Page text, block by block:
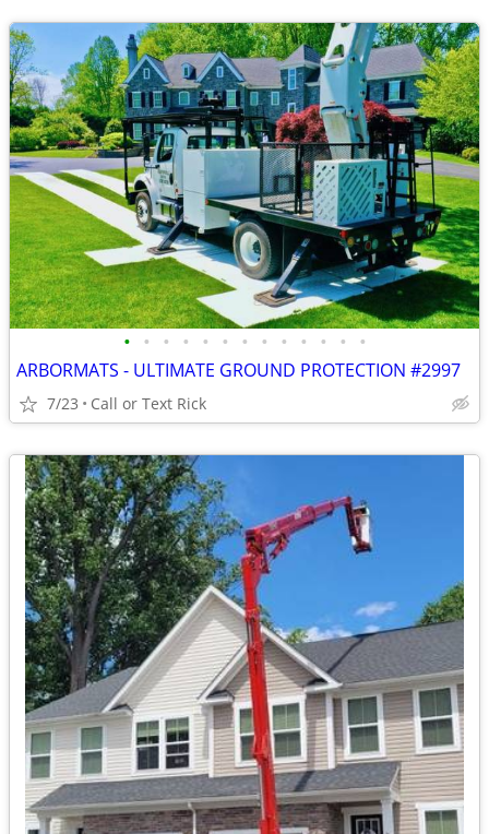
• • • • • • • • • • • • •
ARBORMATS - ULTIMATE GROUND PROTECTION #2997
7/23 Call or Text Rick